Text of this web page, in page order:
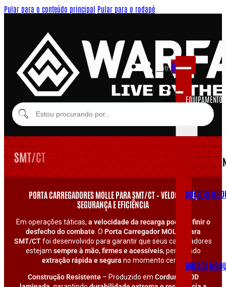
Pular para o conteúdo principal Pular para o rodapé
Entrar
0
EQUIPAMENTOS
COLETES
BOLSOS
SMT/CT
PORTA CARREGADORES MOLLE PARA SMT/CT – VELOCIDADE,
SEGURANÇA E EFICIÊNCIA
Em operações táticas, a velocidade da recarga pode definir o
desfecho do combate. O Porta Carregador MOLLE para
SMT/CTfoi desenvolvido para garantir que seus carregadores
estejam sempre à mão, firmes e acessíveis, permitindo
extração rápida e segura no momento certo.
Construção Resistente– Produzido em Cordura 500D